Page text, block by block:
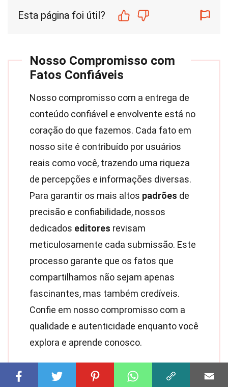
Esta página foi útil?
Nosso Compromisso com
Fatos Confiáveis
Nosso compromisso com a entrega de
conteúdo confiável e envolvente está no
coração do que fazemos. Cada fato em
nosso site é contribuído por usuários
reais como você, trazendo uma riqueza
de percepções e informações diversas.
Para garantir os mais altos padrões de
precisão e confiabilidade, nossos
dedicados editores revisam
meticulosamente cada submissão. Este
processo garante que os fatos que
compartilhamos não sejam apenas
fascinantes, mas também credíveis.
Confie em nosso compromisso com a
qualidade e autenticidade enquanto você
explora e aprende conosco.